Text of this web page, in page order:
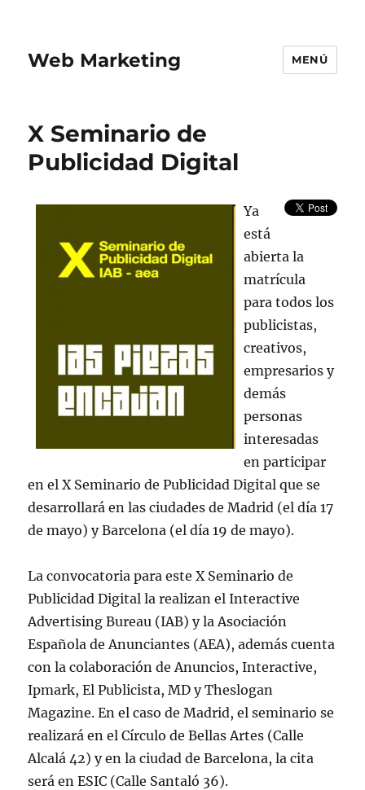
Web Marketing MENÚ
X Seminario de
Publicidad Digital
Ya
está
abierta la
matrícula
para todos los
publicistas,
creativos,
empresarios y
demás
personas
interesadas
en participar
en el X Seminario de Publicidad Digital que se
desarrollará en las ciudades de Madrid (el día 17
de mayo) y Barcelona (el día 19 de mayo).
La convocatoria para este X Seminario de
Publicidad Digital la realizan el Interactive
Advertising Bureau (IAB) y la Asociación
Española de Anunciantes (AEA), además cuenta
con la colaboración de Anuncios, Interactive,
Ipmark, El Publicista, MD y Theslogan
Magazine. En el caso de Madrid, el seminario se
realizará en el Círculo de Bellas Artes (Calle
Alcalá 42) y en la ciudad de Barcelona, la cita
será en ESIC (Calle Santaló 36).